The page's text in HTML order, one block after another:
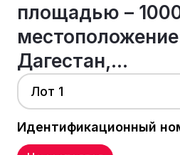
площадью –
Дагестан,...
Лот 1
Идентификационный